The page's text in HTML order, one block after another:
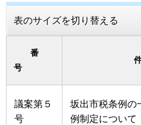
表のサイズを切り替える
番
号
議案第５
号
坂出市税条例の
例制定について